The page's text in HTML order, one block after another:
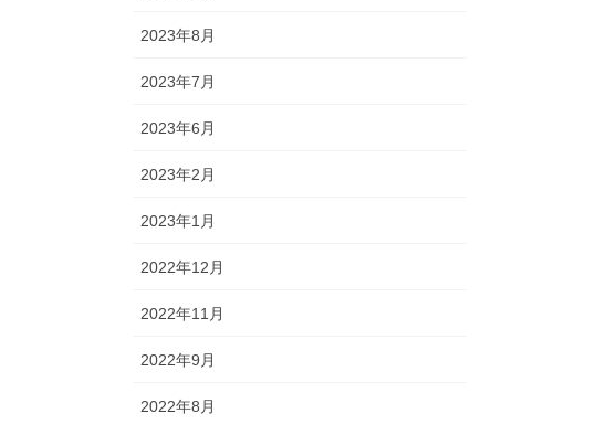
2023年8月
2023年7月
2023年6月
2023年2月
2023年1月
2022年12月
2022年11月
2022年9月
2022年8月